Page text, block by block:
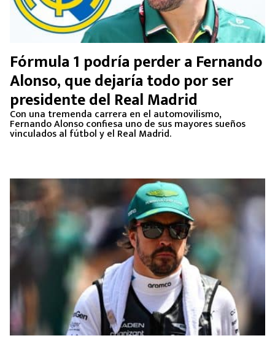
Fórmula 1 podría perder a Fernando
Alonso, que dejaría todo por ser
presidente del Real Madrid
Con una tremenda carrera en el automovilismo,
Fernando Alonso confiesa uno de sus mayores sueños
vinculados al fútbol y el Real Madrid.